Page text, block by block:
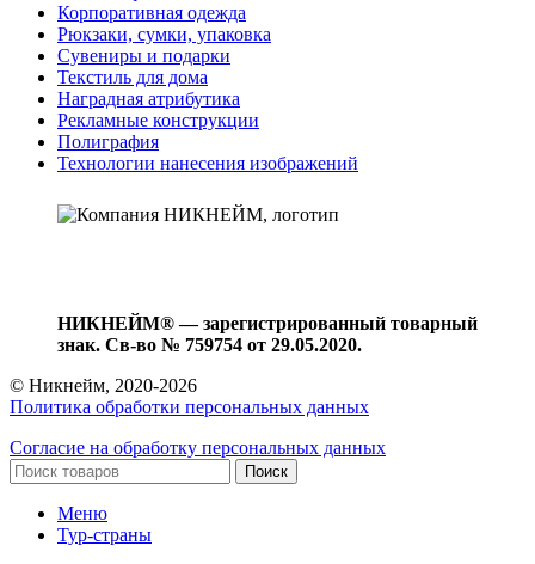
Корпоративная одежда
Рюкзаки, сумки, упаковка
Сувениры и подарки
Текстиль для дома
Наградная атрибутика
Рекламные конструкции
Полиграфия
Технологии нанесения изображений
НИКНЕЙМ® — зарегистрированный товарный
знак. Св-во № 759754 от 29.05.2020.
© Никнейм, 2020-2026
Политика обработки персональных данных
Согласие на обработку персональных данных
Поиск
Меню
Тур-страны